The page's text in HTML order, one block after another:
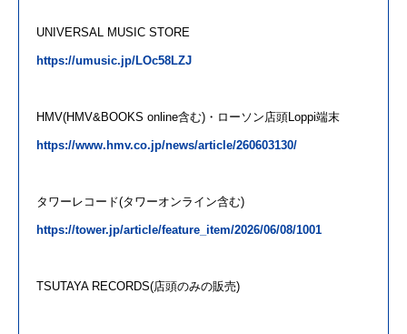
UNIVERSAL MUSIC STORE
https://umusic.jp/LOc58LZJ
HMV(HMV&BOOKS online含む)・ローソン店頭Loppi端末
https://www.hmv.co.jp/news/article/260603130/
タワーレコード(タワーオンライン含む)
https://tower.jp/article/feature_item/2026/06/08/1001
TSUTAYA RECORDS(店頭のみの販売)